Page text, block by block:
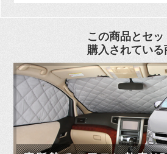
この商品とセッ
購入されている